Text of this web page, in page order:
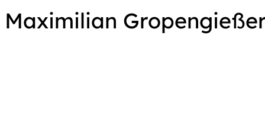
Maximilian